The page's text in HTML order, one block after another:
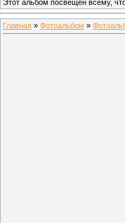
Этот альбом посвещен всему,
Главная » Фотоальбом »